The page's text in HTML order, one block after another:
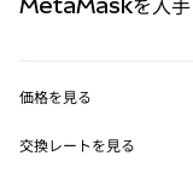
RWA
MetaMask Connect
MetaMaskを入手
価格を見る
イーサリアムの価格
交換レートを見る